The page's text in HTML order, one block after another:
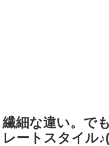
繊細な違い。で
レートスタイル